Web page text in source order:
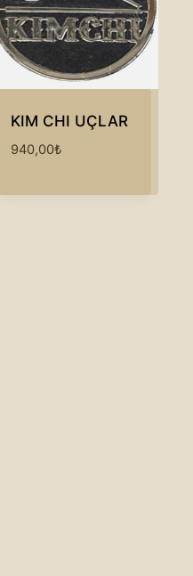
KIM CHI UÇLAR
940,00₺